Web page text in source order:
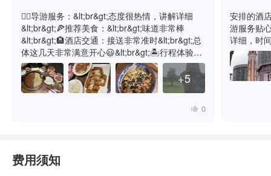
💁‍♂️导游服务：&lt;br&gt;态度很热情，讲解详细
&lt;br&gt;🍕推荐美食：&lt;br&gt;味道非常棒
&lt;br&gt;🏨酒店交通：接送非常准时&lt;br&gt;总
体这几天非常满意开心😃&lt;br&gt;🏝️行程体验：
&lt;br&gt;&lt;br&gt;🏝️行程体验：
&lt;br&gt;&lt;br&gt;🏝️行程体验：
&lt;br&gt;&lt;br&gt;🏝️行程体验：
+5
0
安排的酒
游服务贴
详细，时
费用须知